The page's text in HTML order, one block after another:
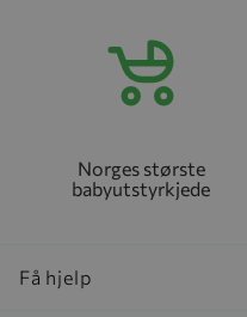
Norges største
babyutstyrkjede
Få hjelp